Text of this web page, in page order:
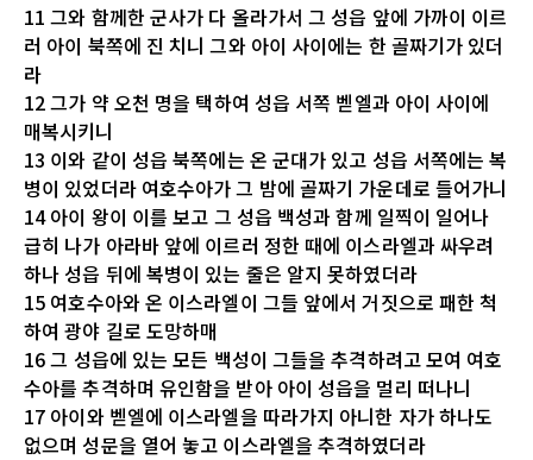
11 그와 함께한 군사가 다 올라가서 그 성읍 앞에 가까이 이르
러 아이 북쪽에 진 치니 그와 아이 사이에는 한 골짜기가 있더
라
12 그가 약 오천 명을 택하여 성읍 서쪽 벧엘과 아이 사이에
매복시키니
13 이와 같이 성읍 북쪽에는 온 군대가 있고 성읍 서쪽에는 복
병이 있었더라 여호수아가 그 밤에 골짜기 가운데로 들어가니
14 아이 왕이 이를 보고 그 성읍 백성과 함께 일찍이 일어나
급히 나가 아라바 앞에 이르러 정한 때에 이스라엘과 싸우려
하나 성읍 뒤에 복병이 있는 줄은 알지 못하였더라
15 여호수아와 온 이스라엘이 그들 앞에서 거짓으로 패한 척
하여 광야 길로 도망하매
16 그 성읍에 있는 모든 백성이 그들을 추격하려고 모여 여호
수아를 추격하며 유인함을 받아 아이 성읍을 멀리 떠나니
17 아이와 벧엘에 이스라엘을 따라가지 아니한 자가 하나도
없으며 성문을 열어 놓고 이스라엘을 추격하였더라